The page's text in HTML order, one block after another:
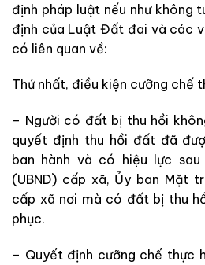
định pháp luật nếu như không
định của Luật Đất đai và các
có liên quan về:
Thứ nhất, điều kiện cưỡng chế
– Người có đất bị thu hồi
quyết định thu hồi đất đã
ban hành và có hiệu lực
(UBND) cấp xã, Ủy ban Mặt
cấp xã nơi mà có đất bị thu
phục.
– Quyết định cưỡng chế thực